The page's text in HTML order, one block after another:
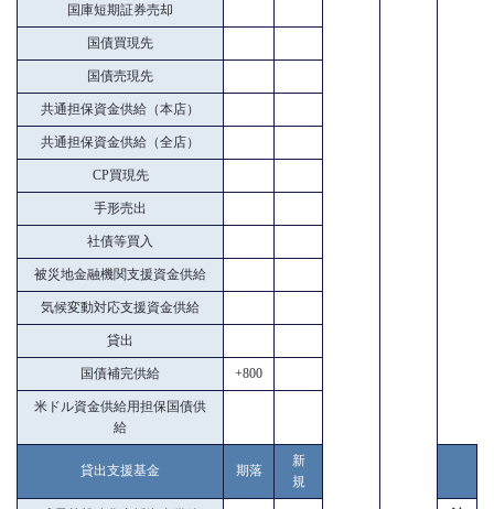
国庫短期証券売却
国債買現先
国債売現先
共通担保資金供給（本店）
共通担保資金供給（全店）
CP買現先
手形売出
社債等買入
被災地金融機関支援資金供給
気候変動対応支援資金供給
貸出
国債補完供給 +800
米ドル資金供給用担保国債供
給
貸出支援基金 期落
新
規